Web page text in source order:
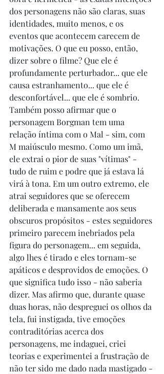
dos personagens não são claras, suas
identidades, muito menos, e os
eventos que acontecem carecem de
motivações. O que eu posso, então,
dizer sobre o filme? Que ele é
profundamente perturbador... que ele
causa estranhamento... que ele é
desconfortável... que ele é sombrio.
Também posso afirmar que o
personagem Borgman tem uma
relação íntima com o Mal - sim, com
M maiúsculo mesmo. Como um imã,
ele extrai o pior de suas "vítimas" -
tudo de ruim e podre que já estava lá
virá à tona. Em um outro extremo, ele
atrai seguidores que se oferecem
deliberada e mansamente aos seus
obscuros propósitos - estes seguidores
primeiro parecem inebriados pela
figura do personagem... em seguida,
algo lhes é tirado e eles tornam-se
apáticos e desprovidos de emoções. O
que significa tudo isso - não saberia
dizer. Mas afirmo que, durante quase
duas horas, não despreguei os olhos da
tela, fui instigada, tive emoções
contraditórias acerca dos
personagens, me indaguei, criei
teorias e experimentei a frustração de
não ter sido me dado nada mastigado -